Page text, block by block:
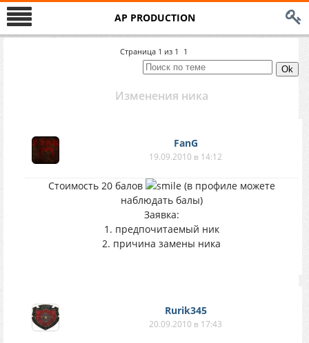
AP PRODUCTION
Страница 1 из 1 1
Изменения ника
FanG
19.09.2010 в 14:12
Стоимость 20 балов
(в профиле можете
наблюдать балы)
Заявка:
1. предпочитаемый ник
2. причина замены ника
Rurik345
20.09.2010 в 17:43